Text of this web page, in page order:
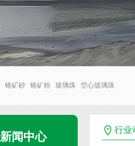
铬矿砂 铬矿粉 玻璃珠 空心玻璃珠
新闻中心
行业